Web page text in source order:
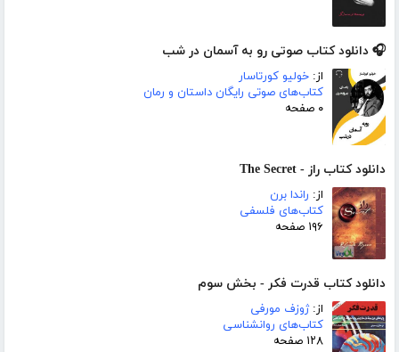
🎧 دانلود کتاب صوتی رو به آسمان در شب
از: خولیو کورتاسار
کتاب‌های صوتی رایگان داستان و رمان
۰ صفحه
دانلود کتاب راز - The Secret
از: راندا برن
کتاب‌های فلسفی
۱۹۶ صفحه
دانلود کتاب قدرت فکر - بخش سوم
از:ژوزف مورفی
کتاب‌های روانشناسی
۱۲۸ صفحه